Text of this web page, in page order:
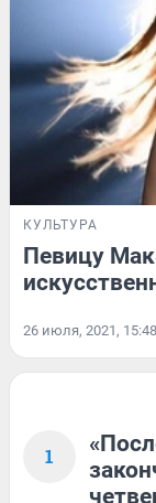
КУЛЬТУРА
Певицу
26 июля, 2021, 15:48
1